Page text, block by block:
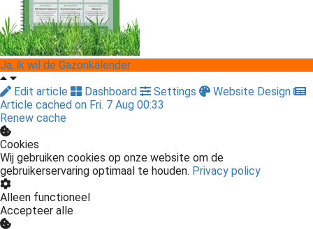
Ja, ik wil de Gazonkalender
Edit article
Dashboard Settings
Website Design
Article cached on Fri. 7 Aug 00:33
Renew cache
Cookies
Wij gebruiken cookies op onze website om de
gebruikerservaring optimaal te houden. Privacy policy
Alleen functioneel
Accepteer alle